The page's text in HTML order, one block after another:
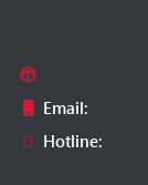
Email:
Hotline: